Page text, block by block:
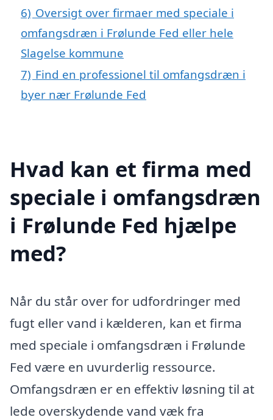
6) Oversigt over firmaer med speciale i
omfangsdræn i Frølunde Fed eller hele
Slagelse kommune
7) Find en professionel til omfangsdræn i
byer nær Frølunde Fed
Hvad kan et firma med
speciale i omfangsdræn
i Frølunde Fed hjælpe
med?
Når du står over for udfordringer med
fugt eller vand i kælderen, kan et firma
med speciale i omfangsdræn i Frølunde
Fed være en uvurderlig ressource.
Omfangsdræn er en effektiv løsning til at
lede overskydende vand væk fra